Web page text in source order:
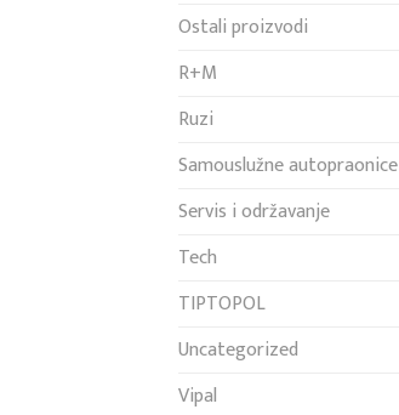
Ostali proizvodi
R+M
Ruzi
Samouslužne autopraonice
Servis i održavanje
Tech
TIPTOPOL
Uncategorized
Vipal